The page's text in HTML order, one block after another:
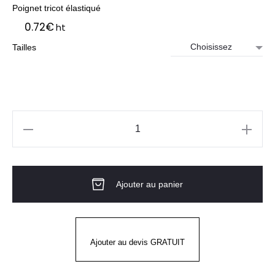
Poignet tricot élastiqué
0.72€ht
Tailles
Gris
Ajouter au panier
Ajouter au devis GRATUIT